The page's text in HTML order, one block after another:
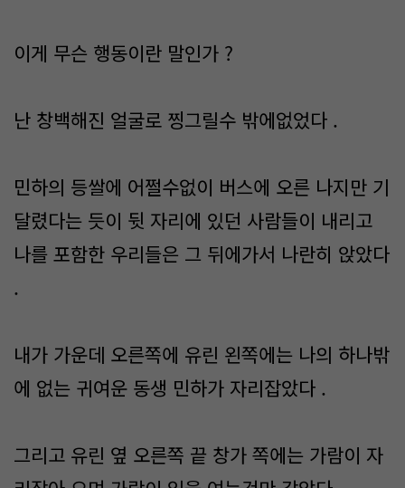
이게 무슨 행동이란 말인가 ?
난 창백해진 얼굴로 찡그릴수 밖에없었다 .
민하의 등쌀에 어쩔수없이 버스에 오른 나지만 기
달렸다는 듯이 뒷 자리에 있던 사람들이 내리고
나를 포함한 우리들은 그 뒤에가서 나란히 앉았다
.
내가 가운데 오른쪽에 유린 왼쪽에는 나의 하나밖
에 없는 귀여운 동생 민하가 자리잡았다 .
그리고 유린 옆 오른쪽 끝 창가 쪽에는 가람이 자